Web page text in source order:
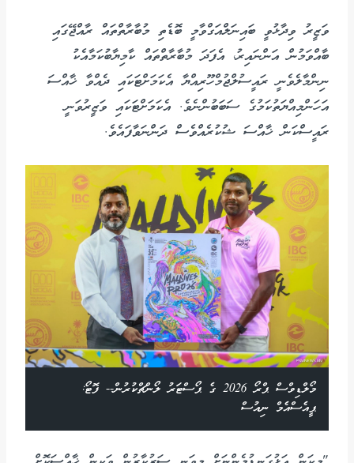
ވަޒީރު ވިދާޅުވީ ބައިނަލްއަގްވާމީ ބޮޑެތި މުބާރާތްތައް ރާއްޖޭގައި
ބާއްވަމުން އަންނައިރު، އެފަދަ މުބާރާތްތައް ކާމިޔާބުކަމާއެކު
ނިންމާލެވެނީ ރައީސުލްޖުމްހޫރިއްޔާ އެކަމަށްޓަކައި ދެއްވާ ޚާއްސަ
އަހަންމިއްޔަތުކަމުގެ ސަބަބުންނެވެ. އެކަމަށްޓަކައި ވަޒީރުވަނީ
ރައީސްކަން ޚާއްސަ ޝުކުރެއްވެސް ދަންނަވާފައެވެ.
މޯލްޑިވްސް ޕްރޯ 2026 ގެ ޕޯސްޓަރު ލޯންޗްކުރުން-- ފޮޓޯ:
ޕީއެސްއެމް ނިއުސް